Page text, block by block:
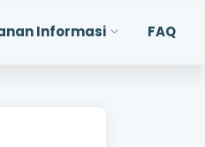
Informasi FAQ